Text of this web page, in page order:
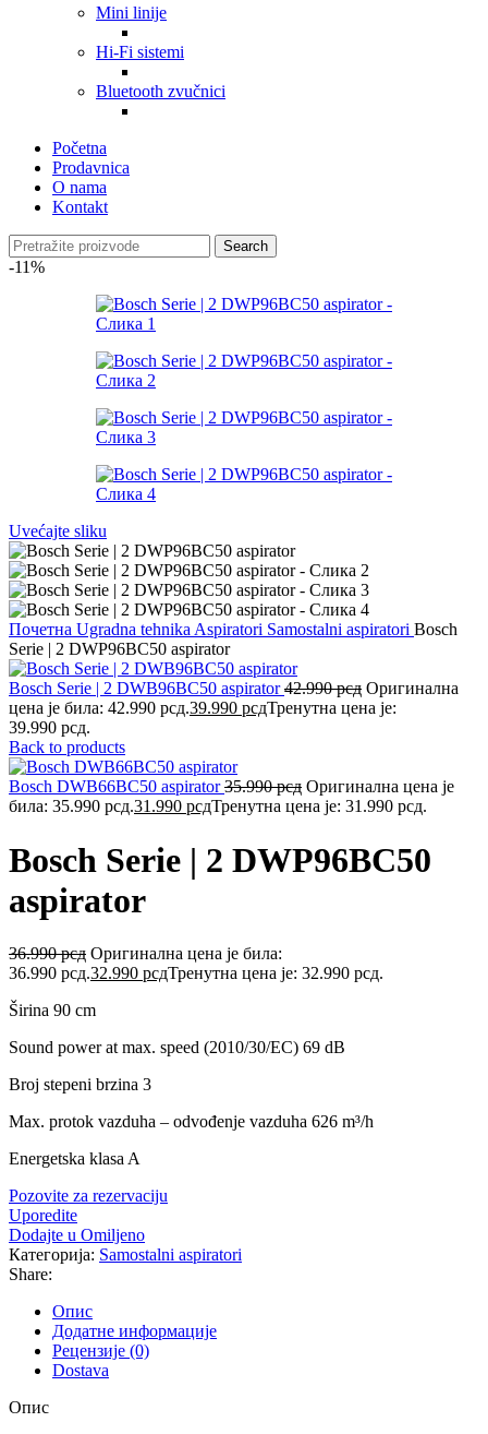
Mini linije
Hi-Fi sistemi
Bluetooth zvučnici
Početna
Prodavnica
O nama
Kontakt
Search
-11%
Uvećajte sliku
Почетна Ugradna tehnikaAspiratori Samostalni aspiratori Bosch
Serie | 2 DWP96BC50 aspirator
Bosch Serie | 2 DWB96BC50 aspirator42.990рсд Оригинална
цена је била: 42.990 рсд.39.990 рсдТренутна цена је:
39.990 рсд.
Back to products
Bosch DWB66BC50 aspirator35.990рсд Оригинална цена је
била: 35.990 рсд.31.990 рсдТренутна цена је: 31.990 рсд.
Bosch Serie | 2 DWP96BC50
aspirator
36.990рсд Оригинална цена је била:
36.990 рсд.32.990 рсдТренутна цена је: 32.990 рсд.
Širina 90 cm
Sound power at max. speed (2010/30/EC) 69 dB
Broj stepeni brzina 3
Max. protok vazduha – odvođenje vazduha 626 m³/h
Energetska klasa A
Pozovite za rezervaciju
Uporedite
Dodajte u Omiljeno
Категорија: Samostalni aspiratori
Share:
Опис
Додатне информације
Рецензије (0)
Dostava
Опис